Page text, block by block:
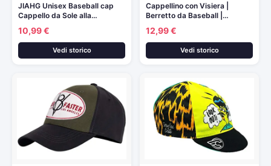
JIAHG Unisex Baseball cap
Cappello da Sole alla…
10,99 €
Vedi storico
Cappellino con Visiera |
Berretto da Baseball |…
12,99 €
Vedi storico